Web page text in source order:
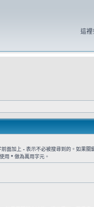
這裡
前面加上 - 表示不必被搜尋到的。如果關
用 * 做為萬用字元。